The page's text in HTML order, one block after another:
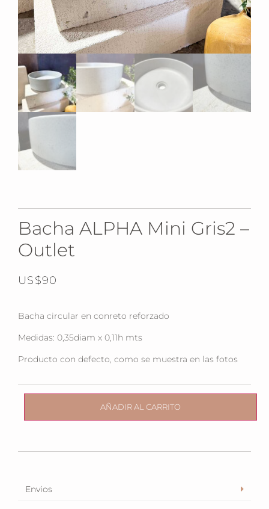
Bacha ALPHA Mini Gris2 –
Outlet
US$90
Bacha circular en conreto reforzado
Medidas: 0,35diam x 0,11h mts
Producto con defecto, como se muestra en las fotos
AÑADIR AL CARRITO
Envios